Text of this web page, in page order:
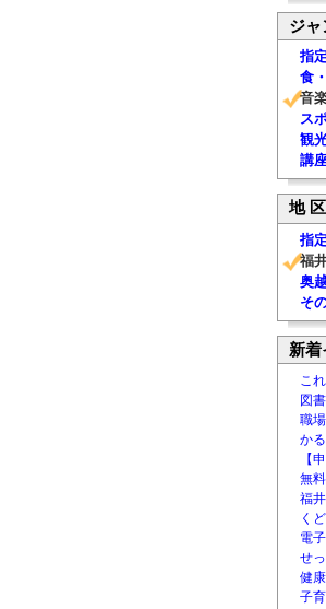
ジャ
指
食
音
ス
観
講
地 区
指
福
奥
そ
新着
こ
図
職
か
【
無
福
く
電
せ
健
子